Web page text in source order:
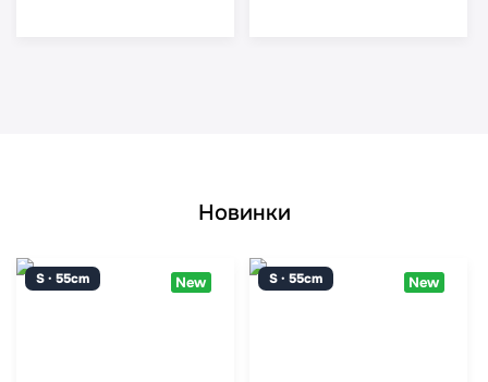
Новинки
S · 55cm New S · 55cm New